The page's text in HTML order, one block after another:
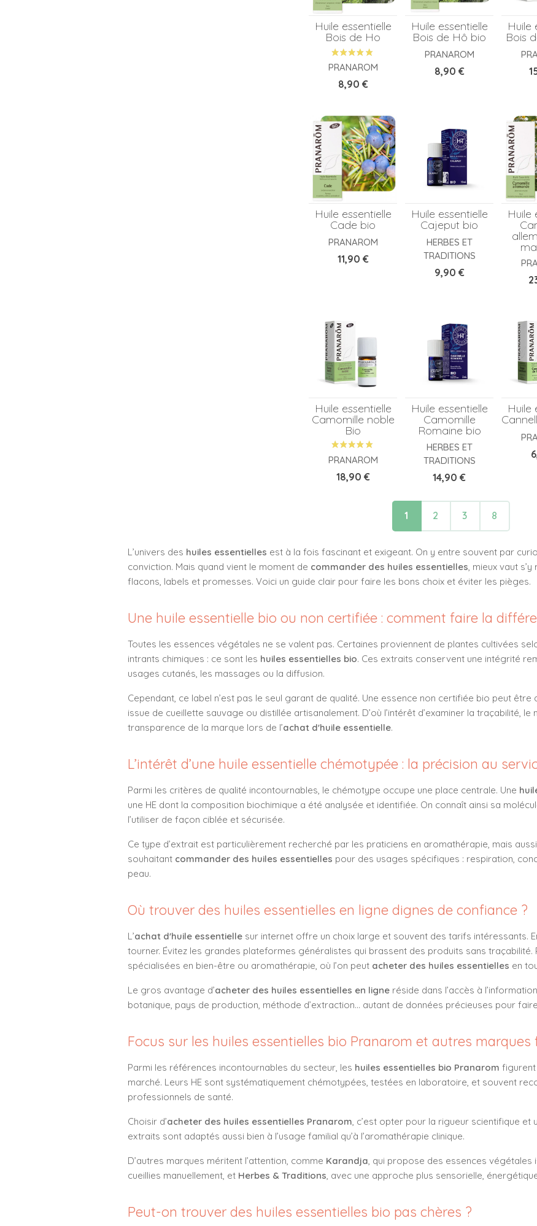
Huile essentielle
Bois de Ho
PRANAROM
Prix
8,90 €
Huile essentielle
Bois de Hô bio
PRANAROM
Prix
8,90 €
Huile
Bois
Huile essentielle
Cade bio
PRANAROM
Prix
11,90 €
Huile essentielle
Cajeput bio
HERBES ET
TRADITIONS
Prix
9,90 €
Huile
Huile essentielle
Camomille noble
Bio
PRANAROM
Prix
18,90 €
Huile essentielle
Camomille
Romaine bio
HERBES ET
TRADITIONS
Prix
14,90 €
Huile
1 2 3 8
L’univers des huiles essentielles est à la fois fascinant et exigeant. On y entre souvent par
conviction. Mais quand vient le moment de commander des huiles essentielles, mieux vaut
flacons, labels et promesses. Voici un guide clair pour faire les bons choix et éviter les pièges.
Une huile essentielle bio ou non certifiée : comment faire la
Toutes les essences végétales ne se valent pas. Certaines proviennent de plantes cultivées
intrants chimiques : ce sont les huiles essentielles bio. Ces extraits conservent une intégrité
usages cutanés, les massages ou la diffusion.
Cependant, ce label n’est pas le seul garant de qualité. Une essence non certifiée bio peut être
issue de cueillette sauvage ou distillée artisanalement. D’où l’intérêt d’examiner la traçabilité,
transparence de la marque lors de l’achat d'huile essentielle.
L’intérêt d’une huile essentielle chémotypée : la précision au
Parmi les critères de qualité incontournables, le chémotype occupe une place centrale. Une
une HE dont la composition biochimique a été analysée et identifiée. On connaît ainsi sa
l’utiliser de façon ciblée et sécurisée.
Ce type d’extrait est particulièrement recherché par les praticiens en aromathérapie, mais
souhaitant commander des huiles essentielles pour des usages spécifiques : respiration,
peau.
Où trouver des huiles essentielles en ligne dignes de confiance ?
L’achat d'huile essentielle sur internet offre un choix large et souvent des tarifs intéressants.
tourner. Évitez les grandes plateformes généralistes qui brassent des produits sans traçabilité.
spécialisées en bien-être ou aromathérapie, où l’on peut acheter des huiles essentielles en
Le gros avantage d’acheter des huiles essentielles en ligne réside dans l’accès à
botanique, pays de production, méthode d’extraction… autant de données précieuses pour
Focus sur les huiles essentielles bio Pranarom et autres marques
Parmi les références incontournables du secteur, les huiles essentielles bio Pranarom figurent
marché. Leurs HE sont systématiquement chémotypées, testées en laboratoire, et souvent
professionnels de santé.
Choisir d’acheter des huiles essentielles Pranarom, c’est opter pour la rigueur scientifique et
extraits sont adaptés aussi bien à l’usage familial qu’à l’aromathérapie clinique.
D’autres marques méritent l’attention, comme Karandja, qui propose des essences végétales
cueillies manuellement, et Herbes & Traditions, avec une approche plus sensorielle,
Peut-on trouver des huiles essentielles bio pas chères ?